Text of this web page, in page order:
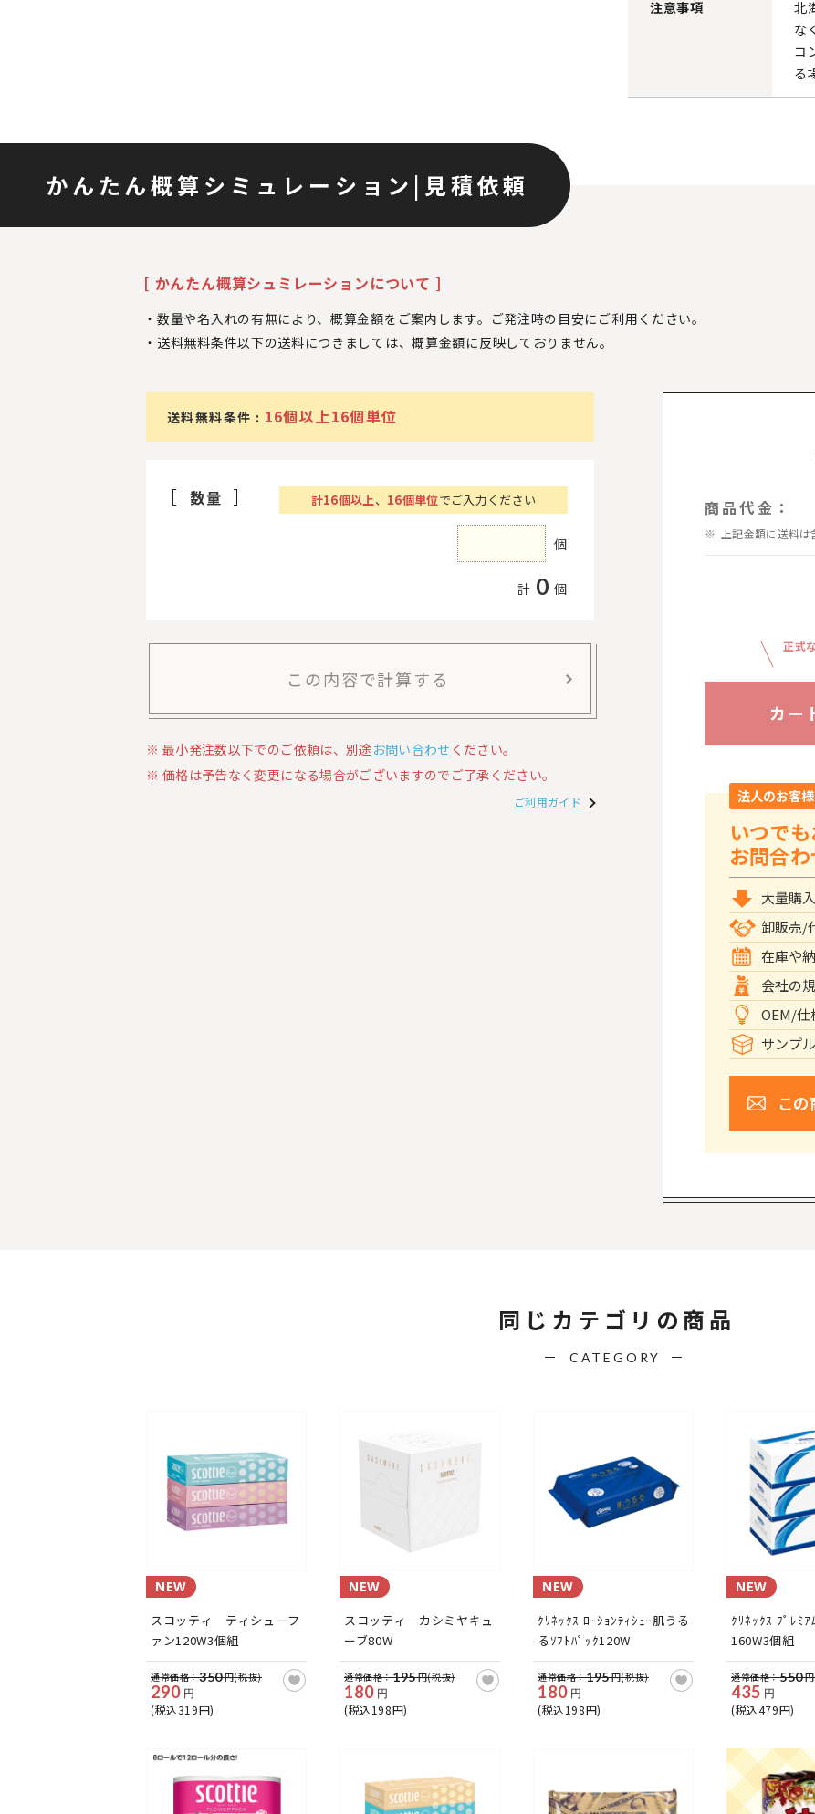
注意事項
北
な
コ
る
かんたん概算シミュレーション | 見積依頼
[ かんたん概算シュミレーションについて ]
数量や名入れの有無により、概算金額をご案内します。ご発注時の目安にご利用ください。
送料無料条件以下の送料につきましては、概算金額に反映しておりません。
送料無料条件 : 16個以上16個単位
数量 計16個以上、 16個単位でご入力ください
個
計 0 個
この内容で計算する
最小発注数以下でのご依頼は、別途 お問い合わせ ください。
価格は予告なく変更になる場合がございますのでご了承ください。
ご利用ガイド
商品代金：
上記金額に送料は
正式
カー
法人のお客
いつで
お問合
大量購
卸販売/
在庫や
会社の
OEM/仕
サンプ
この
同じカテゴリの商品
CATEGORY
NEW
スコッティ ティシューフ
ァン120W3個組
通常価格：350円(税抜)
290 円
(税込319円)
NEW
スコッティ カシミヤキュ
ーブ80W
通常価格：195円(税抜)
180 円
(税込198円)
NEW
ｸﾘﾈｯｸｽ ﾛｰｼｮﾝﾃｨｼｭｰ肌うる
るｿﾌﾄﾊﾟｯｸ120W
通常価格：195円(税抜)
180 円
(税込198円)
NEW
ｸﾘﾈｯｸｽ ﾌﾟﾚﾐｱ
160W3個組
通常価格：550
435 円
(税込479円)